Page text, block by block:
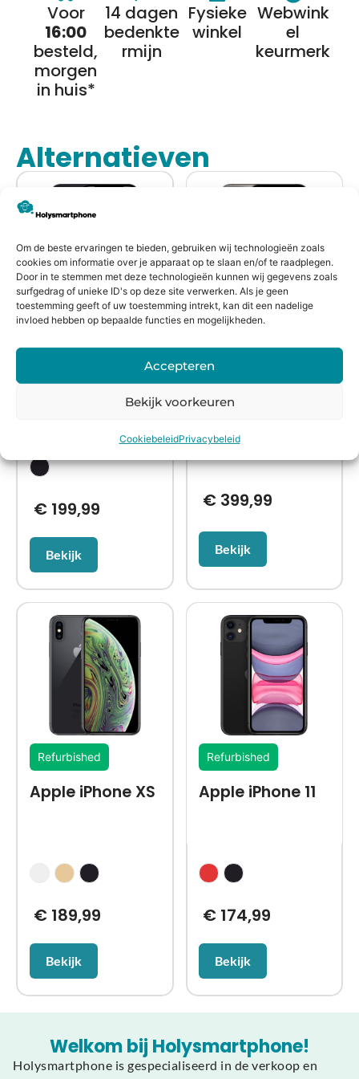
Om de beste ervaringen te bieden, gebruiken wij technologieën zoals
cookies om informatie over je apparaat op te slaan en/of te raadplegen.
Door in te stemmen met deze technologieën kunnen wij gegevens zoals
surfgedrag of unieke ID's op deze site verwerken. Als je geen
toestemming geeft of uw toestemming intrekt, kan dit een nadelige
invloed hebben op bepaalde functies en mogelijkheden.
Accepteren
Bekijk voorkeuren
CookiebeleidPrivacybeleid
Voor
16:00
besteld,
morgen
in huis*
14 dagen
bedenkte
rmijn
Fysieke
winkel
Webwink
el
keurmerk
Alternatieven
Refurbished
Apple iPhone 12
€199,99
Bekijk
Refurbished
Apple iPhone 12
Pro Max
€ 399,99
Bekijk
Refurbished
Apple iPhone XS
€189,99
Bekijk
Refurbished
Apple iPhone 11
€ 174,99
Bekijk
Welkom bij Holysmartphone!
Holysmartphone is gespecialiseerd in de verkoop en